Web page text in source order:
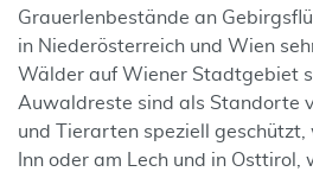
Grauerlenbestände an
in Niederösterreich und Wien
Wälder auf Wiener Stadtgebiet
Auwaldreste sind als Standorte
und Tierarten speziell
Inn oder am Lech und in